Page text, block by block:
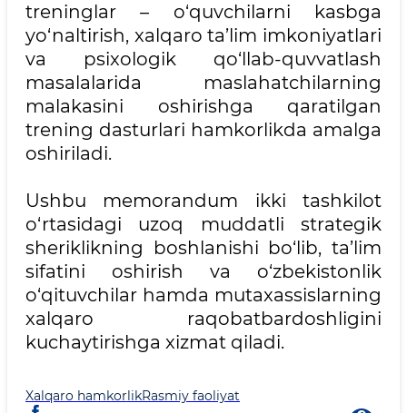
treninglar – o‘quvchilarni kasbga
yo‘naltirish, xalqaro ta’lim imkoniyatlari
va psixologik qo‘llab-quvvatlash
masalalarida maslahatchilarning
malakasini oshirishga qaratilgan
trening dasturlari hamkorlikda amalga
oshiriladi.
Ushbu memorandum ikki tashkilot
o‘rtasidagi uzoq muddatli strategik
sheriklikning boshlanishi bo‘lib, ta’lim
sifatini oshirish va o‘zbekistonlik
o‘qituvchilar hamda mutaxassislarning
xalqaro raqobatbardoshligini
kuchaytirishga xizmat qiladi.
Xalqaro hamkorlikRasmiy faoliyat